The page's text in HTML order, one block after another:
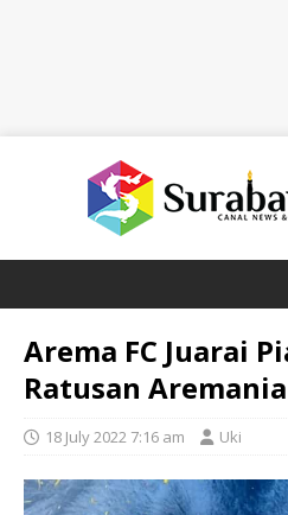
Arema FC Juarai
Ratusan
18 July 2022 7:16 am Uki